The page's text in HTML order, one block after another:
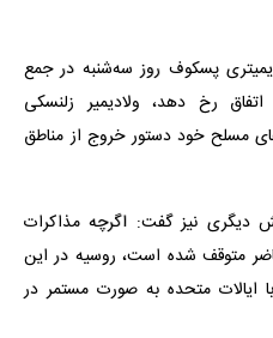
پسکوف روز سه‌شنبه در جمع
اتفاق رخ دهد، ولادیمیر زلنسکی
مسلح خود دستور خروج از مناطق
دیگری نیز گفت: اگرچه مذاکرات
متوقف شده است، روسیه در این
ایالات متحده به صورت مستمر در